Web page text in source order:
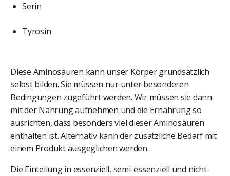
Serin
Tyrosin
Diese Aminosäuren kann unser Körper grundsätzlich
selbst bilden. Sie müssen nur unter besonderen
Bedingungen zugeführt werden. Wir müssen sie dann
mit der Nahrung aufnehmen und die Ernährung so
ausrichten, dass besonders viel dieser Aminosäuren
enthalten ist. Alternativ kann der zusätzliche Bedarf mit
einem Produkt ausgeglichen werden.
Die Einteilung in essenziell, semi-essenziell und nicht-